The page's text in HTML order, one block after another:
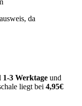
da
1-3 Werktage und
liegt bei 4,95€